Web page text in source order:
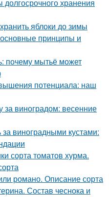
долгосрочного хранения
яблоки до зимы
принципы и
почему мытьё может
потенциала: наш
за виноградом: весенние
виноградными кустами:
сорта томатов хурма.
романо. Описание сорта
Состав чеснока и